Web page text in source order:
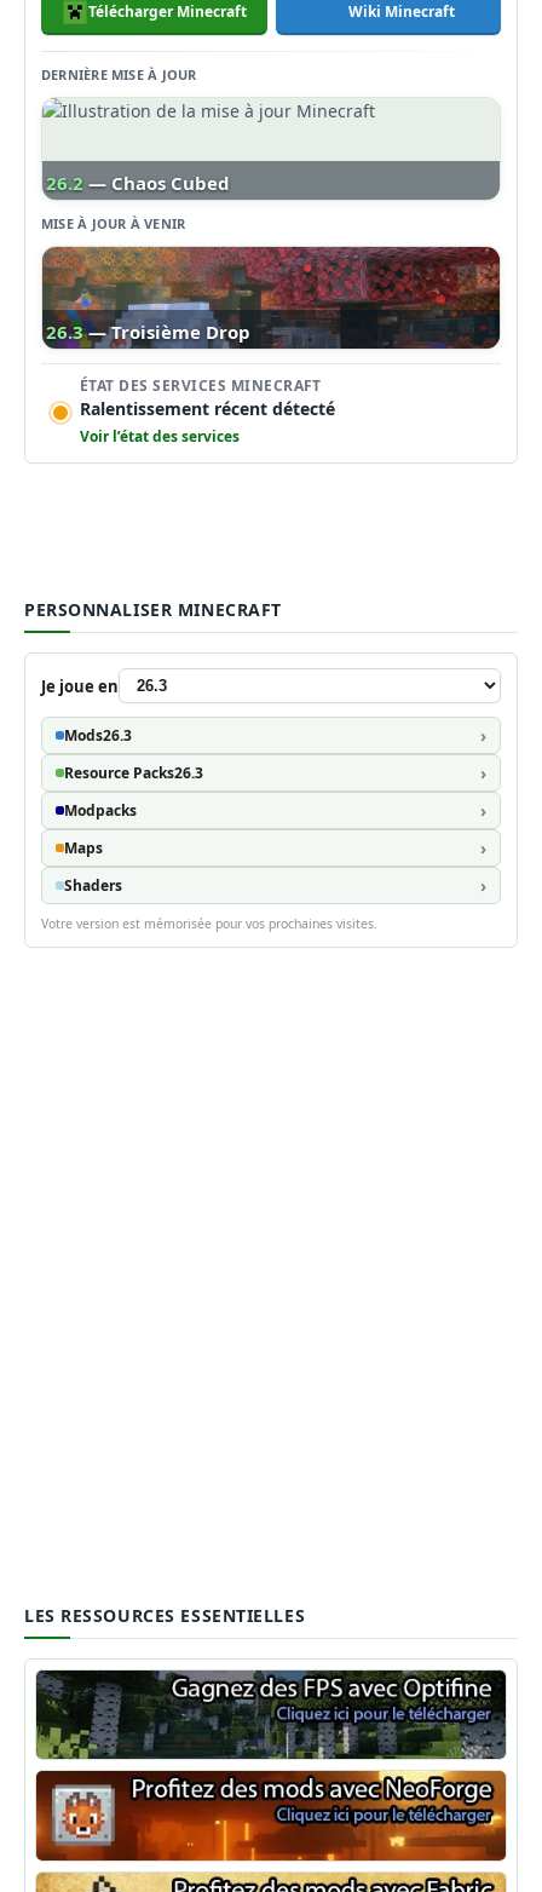
Télécharger Minecraft Wiki Minecraft
DERNIÈRE MISE À JOUR
26.2 — Chaos Cubed
MISE À JOUR À VENIR
26.3 — Troisième Drop
ÉTAT DES SERVICES MINECRAFT
Ralentissement récent détecté
Voir l’état des services
PERSONNALISER MINECRAFT
Je joue en
Mods26.3
Resource Packs26.3
Modpacks
Maps
Shaders
Votre version est mémorisée pour vos prochaines visites.
LES RESSOURCES ESSENTIELLES
Optifine
NeoForge